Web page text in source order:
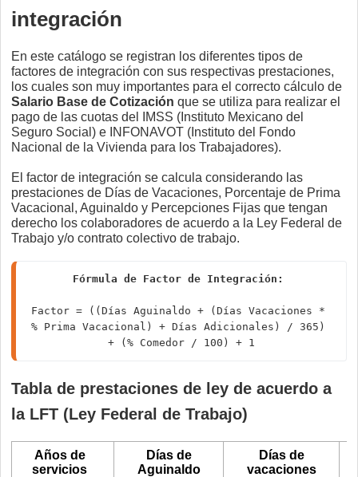
integración
En este catálogo se registran los diferentes tipos de
factores de integración con sus respectivas prestaciones,
los cuales son muy importantes para el correcto cálculo de
Salario Base de Cotización que se utiliza para realizar el
pago de las cuotas del IMSS (Instituto Mexicano del
Seguro Social) e INFONAVOT (Instituto del Fondo
Nacional de la Vivienda para los Trabajadores).
El factor de integración se calcula considerando las
prestaciones de Días de Vacaciones, Porcentaje de Prima
Vacacional, Aguinaldo y Percepciones Fijas que tengan
derecho los colaboradores de acuerdo a la Ley Federal de
Trabajo y/o contrato colectivo de trabajo.
Fórmula de Factor de Integración:
Factor = ((Días Aguinaldo + (Días Vacaciones *
% Prima Vacacional) + Días Adicionales) / 365)
+ (% Comedor / 100) + 1
Tabla de prestaciones de ley de acuerdo a
la LFT (Ley Federal de Trabajo)
Años de
servicios
Días de
Aguinaldo
Días de
vacaciones